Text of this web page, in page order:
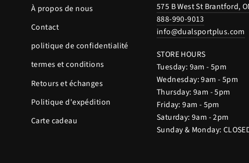
À propos de nous
Contact
politique de confidentialité
termes et conditions
Retours et échanges
Politique d'expédition
Carte cadeau
575 B West St Brantford,
888-990-9013
info@dualsportplus.com
STORE HOURS
Tuesday: 9am - 5pm
Wednesday: 9am - 5pm
Thursday: 9am - 5pm
Friday: 9am - 5pm
Saturday: 9am - 2pm
Sunday & Monday: